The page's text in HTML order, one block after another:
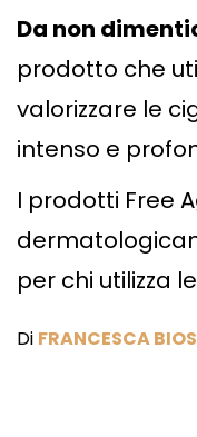
Da non
prodotto che
valorizzare le
intenso e
I prodotti Free
per chi utilizza
Di FRANCESCA